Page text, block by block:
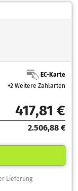
EC-Karte
+2 Weitere Zahlarten
417,81 €
2.506,88 €
Lieferung